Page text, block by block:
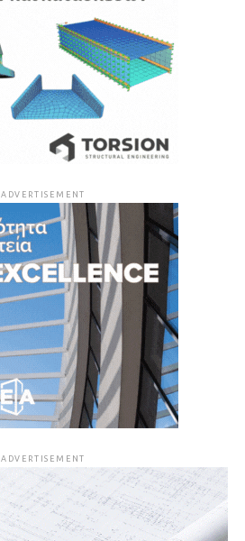
ADVERTISEMENT
ADVERTISEMENT